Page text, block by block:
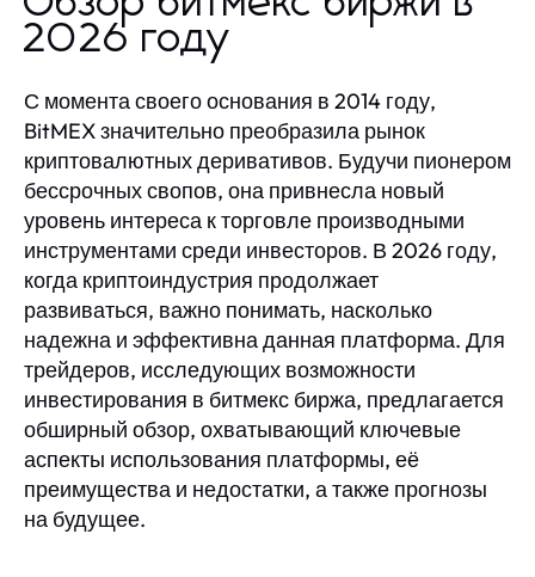
2026 году
С момента своего основания в 2014 году,
BitMEX значительно преобразила рынок
криптовалютных деривативов. Будучи пионером
бессрочных свопов, она привнесла новый
уровень интереса к торговле производными
инструментами среди инвесторов. В 2026 году,
когда криптоиндустрия продолжает
развиваться, важно понимать, насколько
надежна и эффективна данная платформа. Для
трейдеров, исследующих возможности
инвестирования в битмекс биржа, предлагается
обширный обзор, охватывающий ключевые
аспекты использования платформы, её
преимущества и недостатки, а также прогнозы
на будущее.